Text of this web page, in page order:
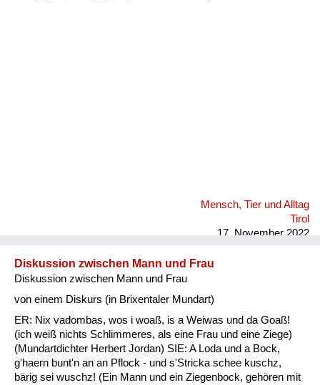
Mensch, Tier und Alltag
Tirol
17. November 2022
Diskussion zwischen Mann und Frau
Diskussion zwischen Mann und Frau
von einem Diskurs (in Brixentaler Mundart)
ER: Nix vadombas, wos i woaß, is a Weiwas und da Goaß!
(ich weiß nichts Schlimmeres, als eine Frau und eine Ziege)
(Mundartdichter Herbert Jordan) SIE: A Loda und a Bock,
g'haern bunt'n an an Pflock - und s'Stricka schee kuschz,
bärig sei wuschz! (Ein Mann und ein Ziegenbock, gehören mit